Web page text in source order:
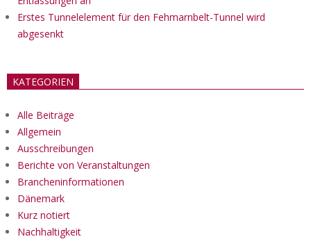
Erstes Tunnelelement für den Fehmarnbelt-Tunnel wird
abgesenkt
KATEGORIEN
Alle Beiträge
Allgemein
Ausschreibungen
Berichte von Veranstaltungen
Brancheninformationen
Dänemark
Kurz notiert
Nachhaltigkeit